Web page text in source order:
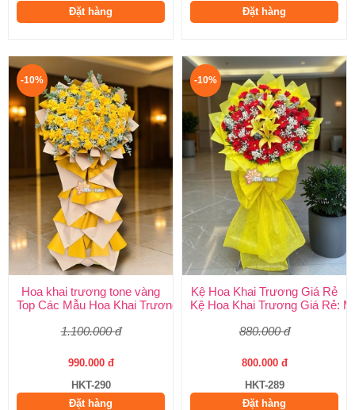
Đặt hàng
Đặt hàng
-10%
Hoa khai trương tone vàng
Top Các Mẫu Hoa Khai Trương Tone Vàng Đẹp, Sang Trọng,
1.100.000 đ
990.000 đ
HKT-290
Đặt hàng
-10%
Kệ Hoa Khai Trương Giá Rẻ
Kệ Hoa Khai Trương Giá Rẻ:
880.000 đ
800.000 đ
HKT-289
Đặt hàng